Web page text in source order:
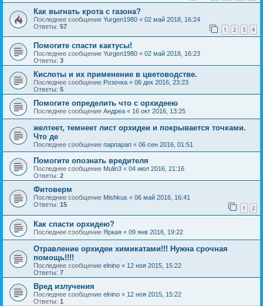
Как выгнать крота с газона?
Последнее сообщение Yurgen1980 « 02 май 2018, 16:24
Ответы: 57 1 2 3 4
Помогите спасти кактусы!
Последнее сообщение Yurgen1980 « 02 май 2018, 16:23
Ответы: 3
Кислоты и их применение в цветоводстве.
Последнее сообщение Розочка « 06 дек 2016, 23:23
Ответы: 5
Помогите определить что с орхидеею
Последнее сообщение Андреа « 16 окт 2016, 13:25
желтеет, темнеет лист орхидеи и покрывается точками.
Что де
Последнее сообщение парпарап « 06 сен 2016, 01:51
Помогите опознать вредителя
Последнее сообщение Mulin3 « 04 июл 2016, 21:16
Ответы: 2
Фитоверм
Последнее сообщение Mishkus « 06 май 2016, 16:41
Ответы: 15 1 2
Как спасти орхидею?
Последнее сообщение Яркая « 09 янв 2016, 19:22
Отравление орхидеи химикатами!!! Нужна срочная
помощь!!!!
Последнее сообщение elnino « 12 ноя 2015, 15:22
Ответы: 7
Вред излучения
Последнее сообщение elnino « 12 ноя 2015, 15:22
Ответы: 1